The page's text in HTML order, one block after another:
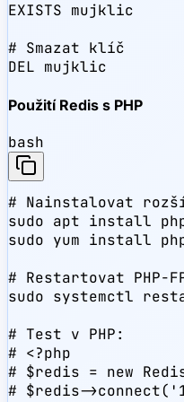
EXISTS mujklic
# Smazat klíč
DEL mujklic
Použití Redis s PHP
bash
# Nainstalovat
sudo apt install
sudo yum install
# Restartovat PHP-
sudo systemctl
# Test v PHP:
# <?php
# $redis = new
# $redis-